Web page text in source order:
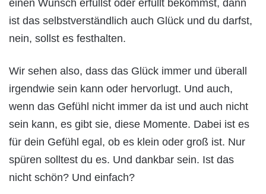
einen Wunsch erfüllst oder erfüllt bekommst, dann
ist das selbstverständlich auch Glück und du darfst,
nein, sollst es festhalten.
Wir sehen also, dass das Glück immer und überall
irgendwie sein kann oder hervorlugt. Und auch,
wenn das Gefühl nicht immer da ist und auch nicht
sein kann, es gibt sie, diese Momente. Dabei ist es
für dein Gefühl egal, ob es klein oder groß ist. Nur
spüren solltest du es. Und dankbar sein. Ist das
nicht schön? Und einfach?